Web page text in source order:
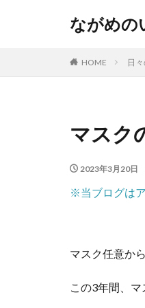
ながめの
HOME 日
マスク
2023年3月20日
※当ブログは
マスク任意か
この3年間、マ